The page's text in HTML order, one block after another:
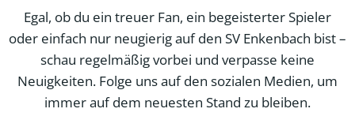
Egal, ob du ein treuer Fan, ein begeisterter Spieler
oder einfach nur neugierig auf den SV Enkenbach bist –
schau regelmäßig vorbei und verpasse keine
Neuigkeiten. Folge uns auf den sozialen Medien, um
immer auf dem neuesten Stand zu bleiben.